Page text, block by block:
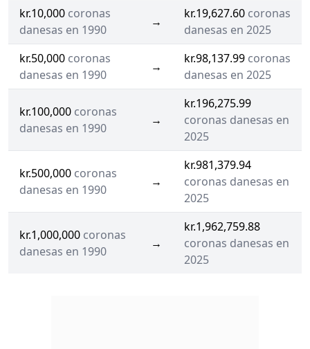
kr.10,000 coronas
danesas en 1990
→
kr.19,627.60 coronas
danesas en 2025
kr.50,000 coronas
danesas en 1990
→
kr.98,137.99 coronas
danesas en 2025
kr.100,000 coronas
danesas en 1990
→
kr.196,275.99
coronas danesas en
2025
kr.500,000 coronas
danesas en 1990
→
kr.981,379.94
coronas danesas en
2025
kr.1,000,000 coronas
danesas en 1990
→
kr.1,962,759.88
coronas danesas en
2025